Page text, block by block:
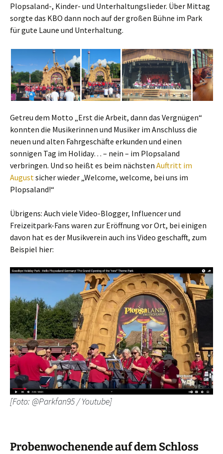
Plopsaland-, Kinder- und Unterhaltungslieder. Über Mittag
sorgte das KBO dann noch auf der großen Bühne im Park
für gute Laune und Unterhaltung.
Getreu dem Motto „Erst die Arbeit, dann das Vergnügen“
konnten die Musikerinnen und Musiker im Anschluss die
neuen und alten Fahrgeschäfte erkunden und einen
sonnigen Tag im Holiday… – nein – im Plopsaland
verbringen. Und so heißt es beim nächsten Auftritt im
Augustsicher wieder „Welcome, welcome, bei uns im
Plopsaland!“
Übrigens: Auch viele Video-Blogger, Influencer und
Freizeitpark-Fans waren zur Eröffnung vor Ort, bei einigen
davon hat es der Musikverein auch ins Video geschafft, zum
Beispiel hier:
[Foto: @Parkfan95 / Youtube]
Probenwochenende auf dem Schloss